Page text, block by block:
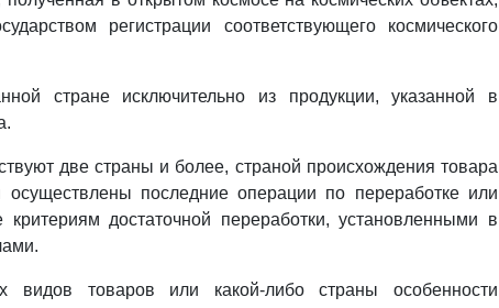
регистрации соответствующего космического
стране исключительно из продукции, указанной в
две страны и более, страной происхождения товара
осуществлены последние операции по переработке или
достаточной переработки, установленными в
товаров или какой-либо страны особенности